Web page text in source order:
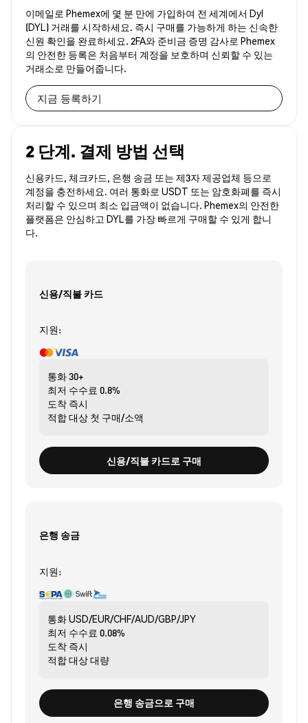
이메일로 Phemex에 몇 분 만에 가입하여 전 세계에서 Dyl
(DYL) 거래를 시작하세요. 즉시 구매를 가능하게 하는 신속한
신원 확인을 완료하세요. 2FA와 준비금 증명 감사로 Phemex
의 안전한 등록은 처음부터 계정을 보호하며 신뢰할 수 있는
거래소로 만들어줍니다.
지금 등록하기
2 단계. 결제 방법 선택
신용카드, 체크카드, 은행 송금 또는 제3자 제공업체 등으로
계정을 충전하세요. 여러 통화로 USDT 또는 암호화폐를 즉시
처리할 수 있으며 최소 입금액이 없습니다. Phemex의 안전한
플랫폼은 안심하고 DYL를 가장 빠르게 구매할 수 있게 합니
다.
신용/직불 카드
지원:
통화30+
최저 수수료 0.8%
도착 즉시
적합 대상 첫 구매/소액
신용/직불 카드로 구매
은행 송금
지원:
통화USD/EUR/CHF/AUD/GBP/JPY
최저 수수료 0.08%
도착 즉시
적합 대상대량
은행 송금으로 구매